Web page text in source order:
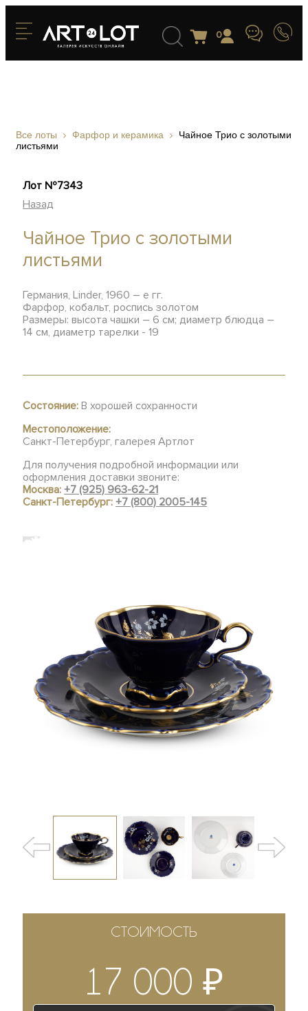
0
Все лоты Фарфор и керамика
Чайное Трио с золотыми
листьями
Лот №7343
Назад
Чайное Трио с золотыми
листьями
Германия, Linder, 1960 – е гг.
Фарфор, кобальт, роспись золотом
Размеры: высота чашки – 6 см; диаметр блюдца –
14 см, диаметр тарелки - 19
Состояние: В хорошей сохранности
Местоположение:
Санкт-Петербург, галерея Артлот
Для получения подробной информации или
оформления доставки звоните:
Москва:+7 (925) 963-62-21
Санкт-Петербург:+7 (800) 2005-145
СТОИМОСТЬ
17 000₽